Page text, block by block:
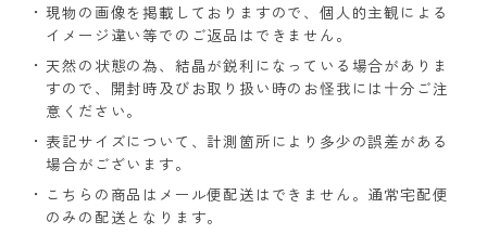
現物の画像を掲載しておりますので、個人的主観による
イメージ違い等でのご返品はできません。
天然の状態の為、結晶が鋭利になっている場合がありま
すので、開封時及びお取り扱い時のお怪我には十分ご注
意ください。
表記サイズについて、計測箇所により多少の誤差がある
場合がございます。
こちらの商品はメール便配送はできません。通常宅配便
のみの配送となります。